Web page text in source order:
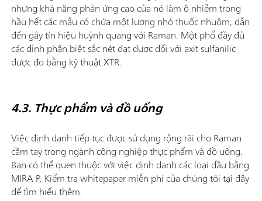
nhưng khả năng phản ứng cao của nó làm ô nhiễm trong
hầu hết các mẫu có chứa một lượng nhỏ thuốc nhuộm, dẫn
đến gây tín hiệu huỳnh quang với Raman. Một phổ đầy đủ
các đỉnh phân biệt sắc nét đạt được đối với axit sulfanilic
được đo bằng kỹ thuật XTR.
4.3. Thực phẩm và đồ uống
Việc định danh tiếp tục được sử dụng rộng rãi cho Raman
cầm tay trong ngành công nghiệp thực phẩm và đồ uống.
Bạn có thể quen thuộc với việc định danh các loại dầu bằng
MIRA P. Kiểm tra whitepaper miễn phí của chúng tôi tại đây
để tìm hiểu thêm.